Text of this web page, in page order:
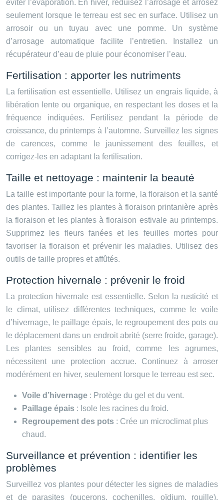
éviter l’évaporation. En hiver, réduisez l’arrosage et arrosez
seulement lorsque le terreau est sec en surface. Utilisez un
arrosoir ou un tuyau avec une pomme. Un système
d’arrosage automatique facilite l’entretien. Installez un
récupérateur d’eau de pluie pour économiser l’eau.
Fertilisation : apporter les nutriments
La fertilisation est essentielle. Utilisez un engrais liquide, à
libération lente ou organique, en respectant les doses et la
fréquence indiquées. Fertilisez pendant la période de
croissance, du printemps à l’automne. Surveillez les signes
de carences, comme le jaunissement des feuilles, et
corrigez-les en adaptant la fertilisation.
Taille et nettoyage : maintenir la beauté
La taille est importante pour la forme, la floraison et la santé
des plantes. Taillez les plantes à floraison printanière après
la floraison et les plantes à floraison estivale au printemps.
Supprimez les fleurs fanées et les feuilles mortes pour
favoriser la floraison et prévenir les maladies. Utilisez des
outils de taille propres et affûtés.
Protection hivernale : prévenir le froid
La protection hivernale est essentielle. Selon la rusticité et
le climat, utilisez différentes techniques, comme le voile
d’hivernage, le paillage épais, le regroupement des pots ou
le déplacement dans un endroit abrité (serre froide, garage).
Les plantes sensibles au froid, comme les agrumes,
nécessitent une protection accrue. Continuez à arroser
modérément en hiver, seulement lorsque le terreau est sec.
Voile d’hivernage : Protège du gel et du vent.
Paillage épais : Isole les racines du froid.
Regroupement des pots : Crée un microclimat plus
chaud.
Surveillance et prévention : identifier les
problèmes
Surveillez vos plantes pour détecter les signes de maladies
et de parasites (pucerons, cochenilles, oïdium, rouille).